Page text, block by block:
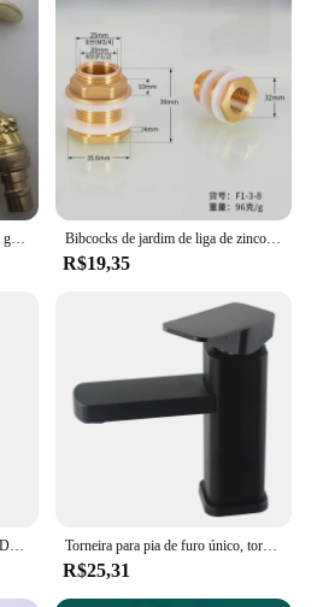
Anituqe bronze máquina de lavar guindaste decorativo torneira ao ar livre, jardim vintage bibcock torneira fixado na parede mop latão wf Bibcocks de jardim de liga de zinco para irrigação industrial e doméstica ao ar livre 1 entrada 2 saída bibcock com bico duplo e torneira de banheiro
R$19,35
Torneira De Economia De Água De Cozinha Para Torneira De Pia, Filtro De Bico De Poupança De Água, Ajuste De 360 Graus, Tubo De Extensão Torneira para pia de furo único, torneira para banheiro acima do balcão, lavatório, água quente e fria, torneira elevada
R$25,31